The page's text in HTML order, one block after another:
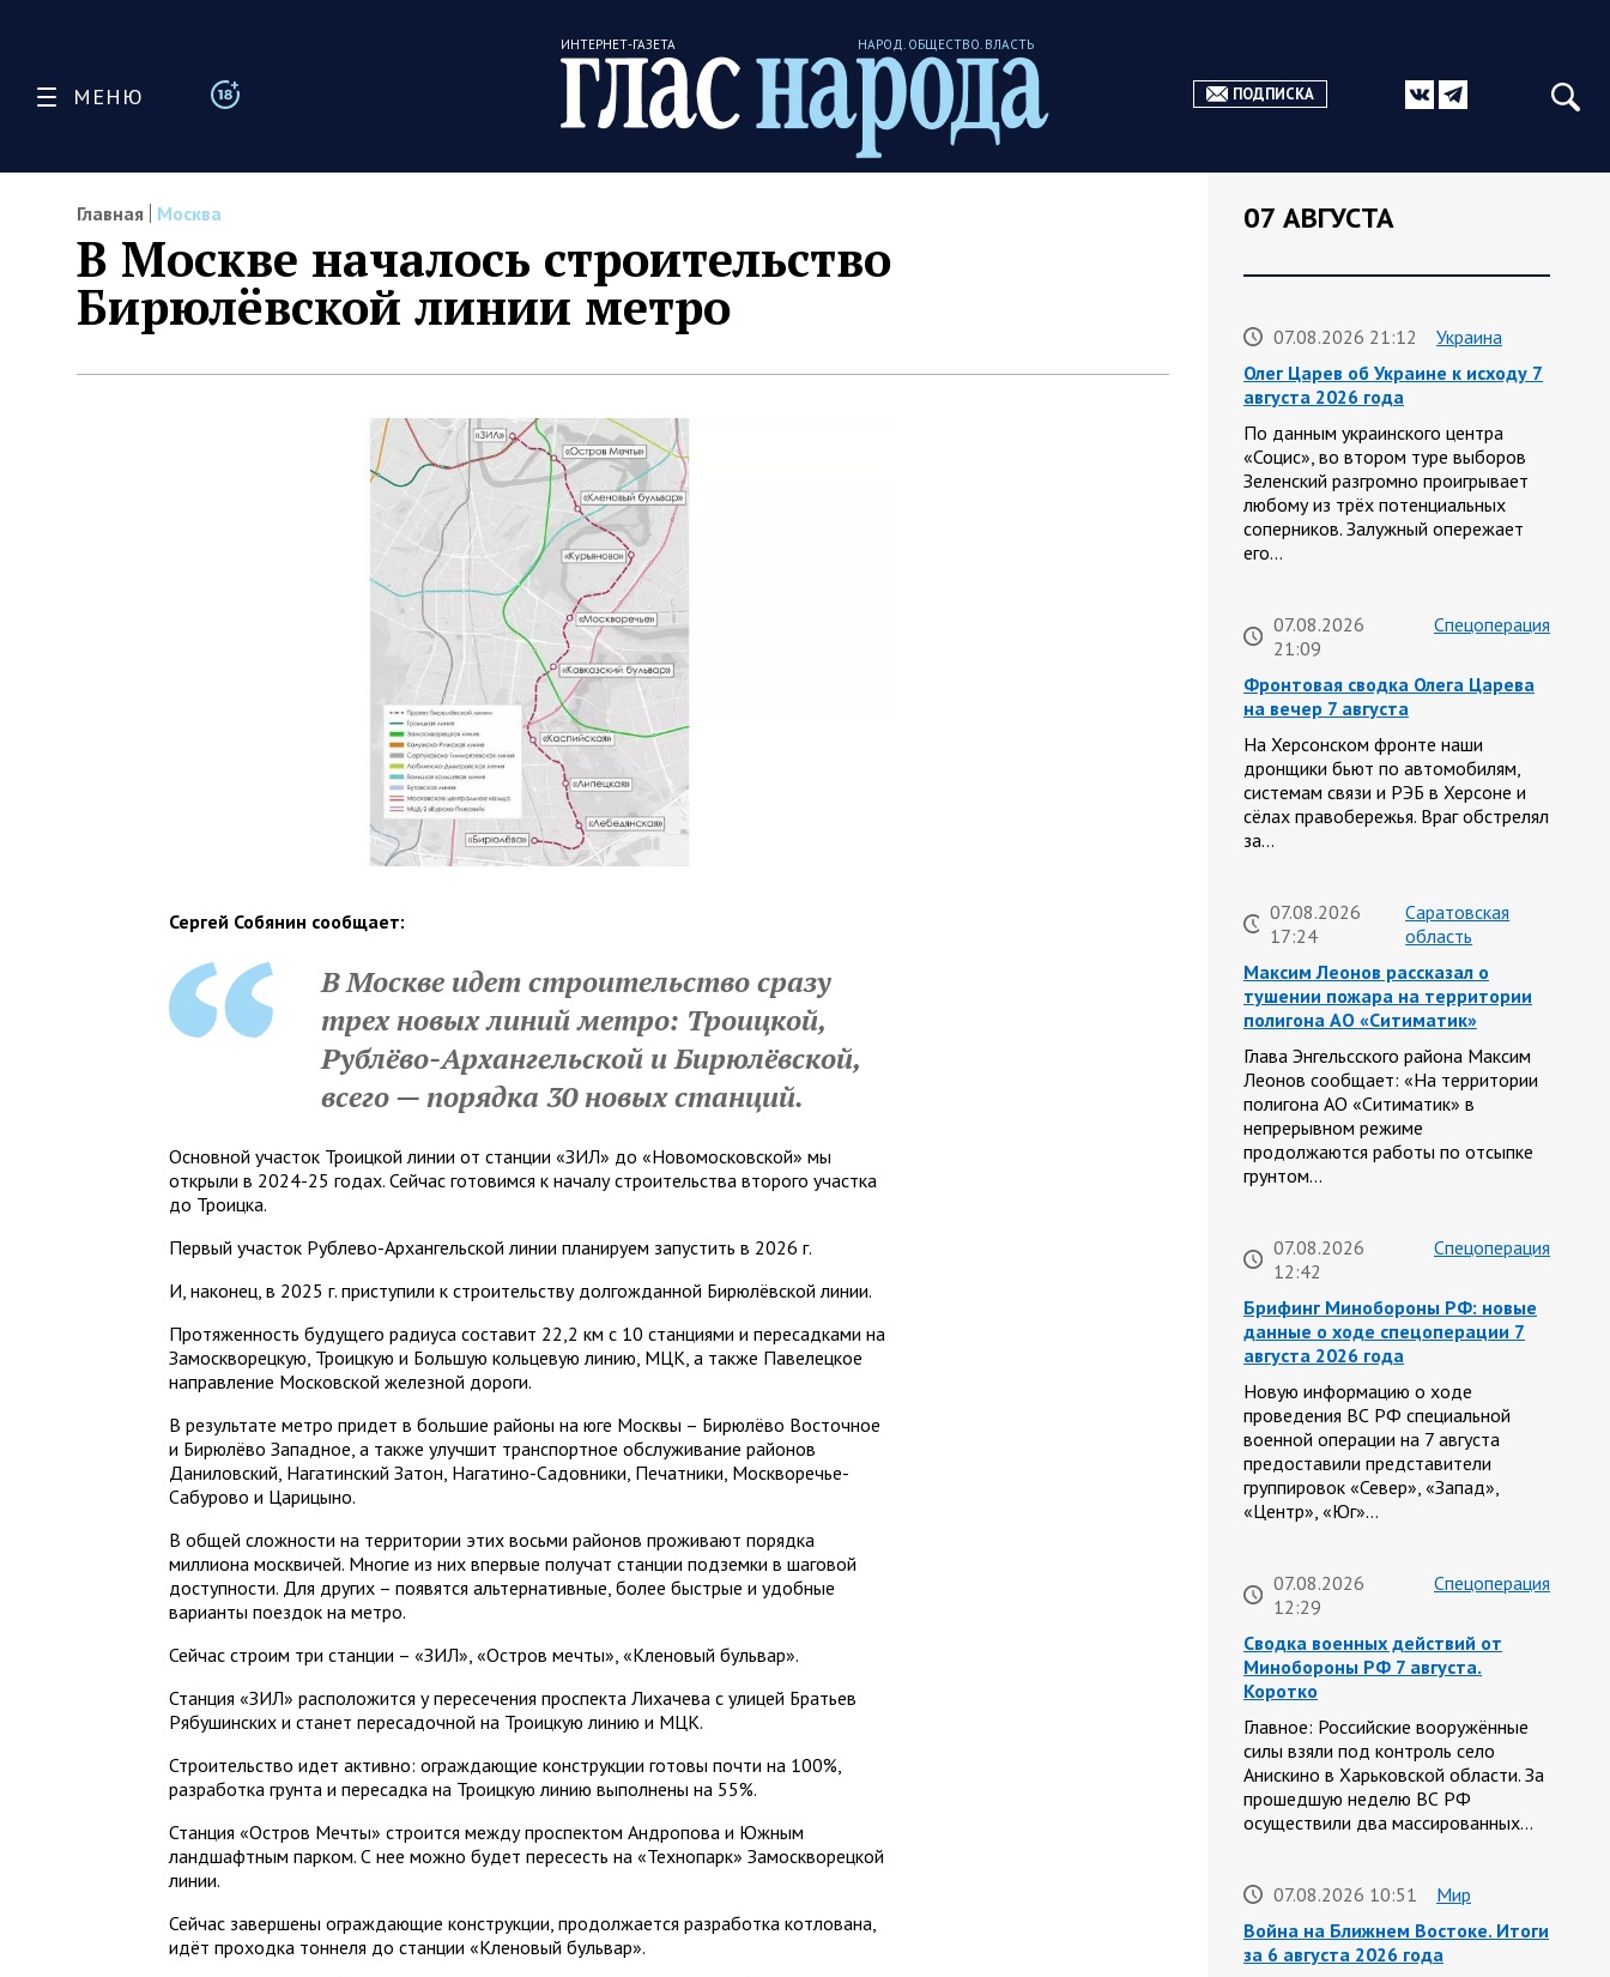
МЕНЮ
ИНТЕРНЕТ-ГАЗЕТА НАРОД. ОБЩЕСТВО. ВЛАСТЬ
ПОДПИСКА
Главная Москва
В Москве началось строительство
Бирюлёвской линии метро
Сергей Собянин сообщает:
В Москве идет строительство сразу
трех новых линий метро: Троицкой,
Рублёво-Архангельской и Бирюлёвской,
всего — порядка 30 новых станций.
Основной участок Троицкой линии от станции «ЗИЛ» до «Новомосковской» мы
открыли в 2024-25 годах. Сейчас готовимся к началу строительства второго участка
до Троицка.
Первый участок Рублево-Архангельской линии планируем запустить в 2026 г.
И, наконец, в 2025 г. приступили к строительству долгожданной Бирюлёвской линии.
Протяженность будущего радиуса составит 22,2 км с 10 станциями и пересадками на
Замоскворецкую, Троицкую и Большую кольцевую линию, МЦК, а также Павелецкое
направление Московской железной дороги.
В результате метро придет в большие районы на юге Москвы – Бирюлёво Восточное
и Бирюлёво Западное, а также улучшит транспортное обслуживание районов
Даниловский, Нагатинский Затон, Нагатино-Садовники, Печатники, Москворечье-
Сабурово и Царицыно.
В общей сложности на территории этих восьми районов проживают порядка
миллиона москвичей. Многие из них впервые получат станции подземки в шаговой
доступности. Для других – появятся альтернативные, более быстрые и удобные
варианты поездок на метро.
Сейчас строим три станции – «ЗИЛ», «Остров мечты», «Кленовый бульвар».
Станция «ЗИЛ» расположится у пересечения проспекта Лихачева с улицей Братьев
Рябушинских и станет пересадочной на Троицкую линию и МЦК.
Строительство идет активно: ограждающие конструкции готовы почти на 100%,
разработка грунта и пересадка на Троицкую линию выполнены на 55%.
Станция «Остров Мечты» строится между проспектом Андропова и Южным
ландшафтным парком. С нее можно будет пересесть на «Технопарк» Замоскворецкой
линии.
Сейчас завершены ограждающие конструкции, продолжается разработка котлована,
идёт проходка тоннеля до станции «Кленовый бульвар».
07 АВГУСТА
07.08.2026 21:12
Украина
Олег Царев об Украине к исходу 7
августа 2026 года
По данным украинского центра
«Социс», во втором туре выборов
Зеленский разгромно проигрывает
любому из трёх потенциальных
соперников. Залужный опережает
его…
07.08.2026
21:09
Спецоперация
Фронтовая сводка Олега Царева
на вечер 7 августа
На Херсонском фронте наши
дронщики бьют по автомобилям,
системам связи и РЭБ в Херсоне и
сёлах правобережья. Враг обстрелял
за…
07.08.2026
17:24
Саратовская
область
Максим Леонов рассказал о
тушении пожара на территории
полигона АО «Ситиматик»
Глава Энгельсского района Максим
Леонов сообщает: «На территории
полигона АО «Ситиматик» в
непрерывном режиме
продолжаются работы по отсыпке
грунтом…
07.08.2026
12:42
Спецоперация
Брифинг Минобороны РФ: новые
данные о ходе спецоперации 7
августа 2026 года
Новую информацию о ходе
проведения ВС РФ специальной
военной операции на 7 августа
предоставили представители
группировок «Север», «Запад»,
«Центр», «Юг»…
07.08.2026
12:29
Спецоперация
Сводка военных действий от
Минобороны РФ 7 августа.
Коротко
Главное: Российские вооружённые
силы взяли под контроль село
Анискино в Харьковской области. За
прошедшую неделю ВС РФ
осуществили два массированных…
07.08.2026 10:51
Мир
Война на Ближнем Востоке. Итоги
за 6 августа 2026 года